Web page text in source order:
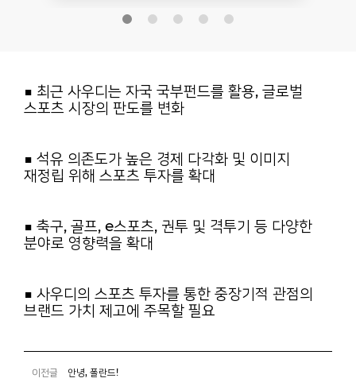
■ 최근 사우디는 자국 국부펀드를 활용, 글로벌
스포츠 시장의 판도를 변화
■ 석유 의존도가 높은 경제 다각화 및 이미지
재정립 위해 스포츠 투자를 확대
■ 축구, 골프, e스포츠, 권투 및 격투기 등 다양한
분야로 영향력을 확대
■ 사우디의 스포츠 투자를 통한 중장기적 관점의
브랜드 가치 제고에 주목할 필요
이전글 안녕, 폴란드!